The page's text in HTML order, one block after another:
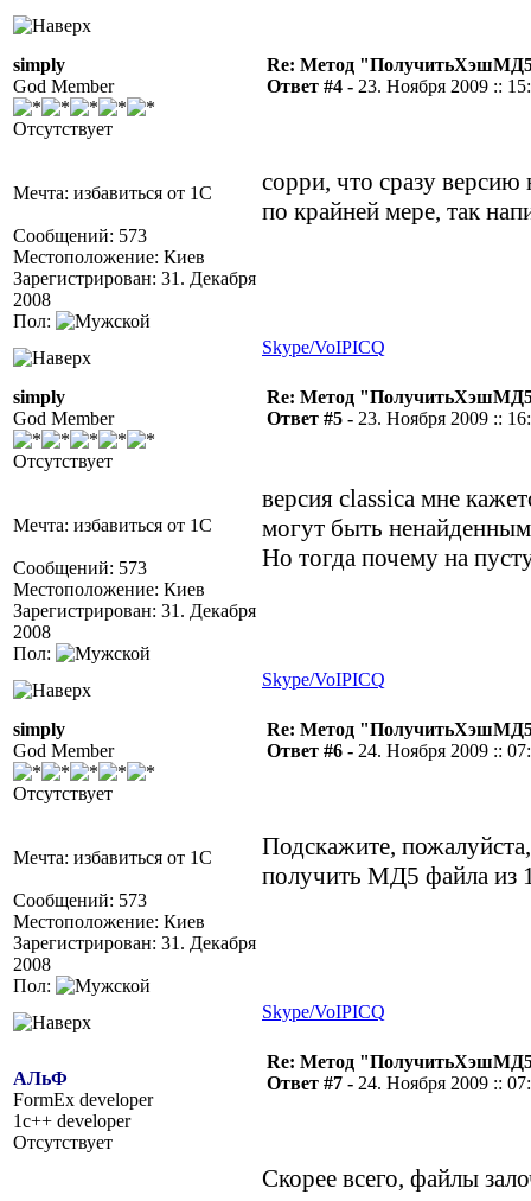
simply
God Member
Отсутствует
Мечта: избавиться от 1С
Сообщений: 573
Местоположение: Киев
Зарегистрирован: 31. Декабря
2008
Пол:
Re: Метод
Ответ #4 - 23. Ноября 2009 ::
сорри, что сразу
по крайней мере, так
Skype/VoIPICQ
simply
God Member
Отсутствует
Мечта: избавиться от 1С
Сообщений: 573
Местоположение: Киев
Зарегистрирован: 31. Декабря
2008
Пол:
Re: Метод
Ответ #5 - 23. Ноября 2009 ::
версия classicа мне
могут быть
Но тогда почему на
Skype/VoIPICQ
simply
God Member
Отсутствует
Мечта: избавиться от 1С
Сообщений: 573
Местоположение: Киев
Зарегистрирован: 31. Декабря
2008
Пол:
Re: Метод
Ответ #6 - 24. Ноября 2009 ::
Подскажите,
получить МД5 файла из
Skype/VoIPICQ
АЛьФ
FormEx developer
1c++ developer
Отсутствует
Re: Метод
Ответ #7 - 24. Ноября 2009 ::
Скорее всего, файлы